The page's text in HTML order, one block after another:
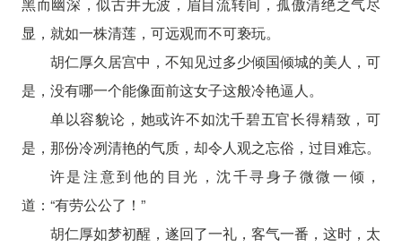
显，就如一株清莲，可远观而不可亵玩。
胡仁厚久居宫中，不知见过多少倾国倾城的美人，可
是，没有哪一个能像面前这女子这般冷艳逼人。
单以容貌论，她或许不如沈千碧五官长得精致，可
是，那份冷冽清艳的气质，却令人观之忘俗，过目难忘。
许是注意到他的目光，沈千寻身子微微一倾，
道：“有劳公公了！”
胡仁厚如梦初醒，遂回了一礼，客气一番，这时，太